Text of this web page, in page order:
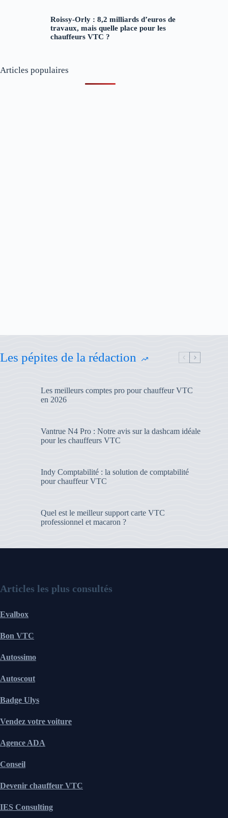
Roissy-Orly : 8,2 milliards d’euros de
travaux, mais quelle place pour les
chauffeurs VTC ?
Articles populaires
Les pépites de la rédaction
Les meilleurs comptes pro pour chauffeur VTC
en 2026
Vantrue N4 Pro : Notre avis sur la dashcam idéale
pour les chauffeurs VTC
Indy Comptabilité : la solution de comptabilité
pour chauffeur VTC
Quel est le meilleur support carte VTC
professionnel et macaron ?
Articles les plus consultés
Evalbox
Bon VTC
Autossimo
Autoscout
Badge Ulys
Vendez votre voiture
Agence ADA
Conseil
Devenir chauffeur VTC
IES Consulting